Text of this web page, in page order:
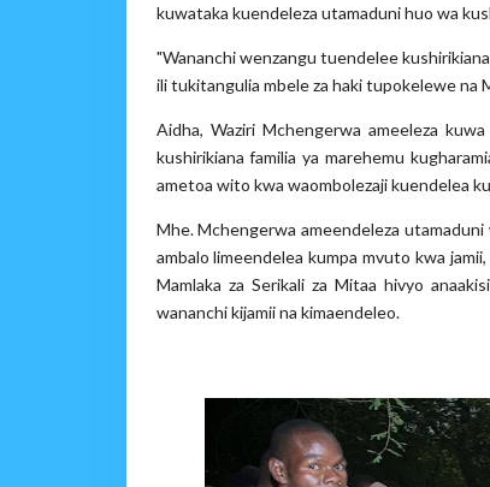
kuwataka kuendeleza utamaduni huo wa
"Wananchi wenzangu tuendelee
ili tukitangulia mbele za haki tupokelewe na
Aidha, Waziri Mchengerwa ameeleza
kushirikiana familia ya marehemu
ametoa wito kwa waombolezaji kuendelea
Mhe. Mchengerwa ameendeleza
ambalo limeendelea kumpa mvuto kwa
Mamlaka za Serikali za Mitaa hivyo
wananchi kijamii na kimaendeleo.